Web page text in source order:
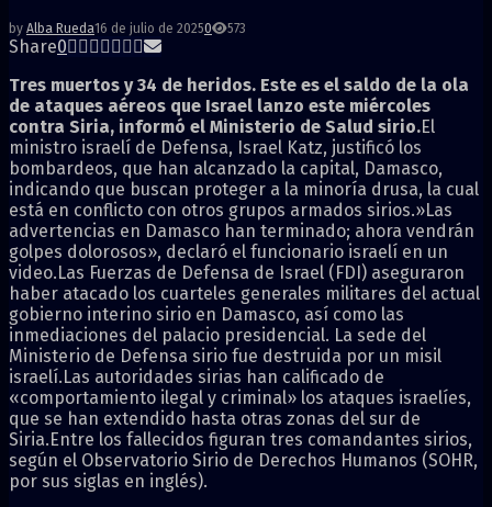
by Alba Rueda16 de julio de 20250 573
Share0
Tres muertos y 34 de heridos. Este es el saldo de la ola
de ataques aéreos que Israel lanzo este miércoles
contra Siria, informó el Ministerio de Salud sirio.El
ministro israelí de Defensa, Israel Katz, justificó los
bombardeos, que han alcanzado la capital, Damasco,
indicando que buscan proteger a la minoría drusa, la cual
está en conflicto con otros grupos armados sirios.»Las
advertencias en Damasco han terminado; ahora vendrán
golpes dolorosos», declaró el funcionario israelí en un
video.Las Fuerzas de Defensa de Israel (FDI) aseguraron
haber atacado los cuarteles generales militares del actual
gobierno interino sirio en Damasco, así como las
inmediaciones del palacio presidencial. La sede del
Ministerio de Defensa sirio fue destruida por un misil
israelí.Las autoridades sirias han calificado de
«comportamiento ilegal y criminal» los ataques israelíes,
que se han extendido hasta otras zonas del sur de
Siria.Entre los fallecidos figuran tres comandantes sirios,
según el Observatorio Sirio de Derechos Humanos (SOHR,
por sus siglas en inglés).